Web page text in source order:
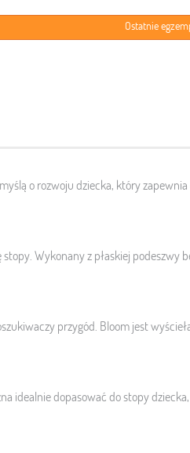
Ostatnie
o rozwoju dziecka, który
Wykonany z płaskiej podeszwy
przygód. Bloom jest
idealnie dopasować do stopy